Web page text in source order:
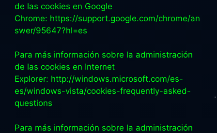
de las cookies en Google
Chrome: https://support.google.com/chrome/an
swer/95647?hl=es
Para más información sobre la administración
de las cookies en Internet
Explorer: http://windows.microsoft.com/es-
es/windows-vista/cookies-frequently-asked-
questions
Para más información sobre la administración